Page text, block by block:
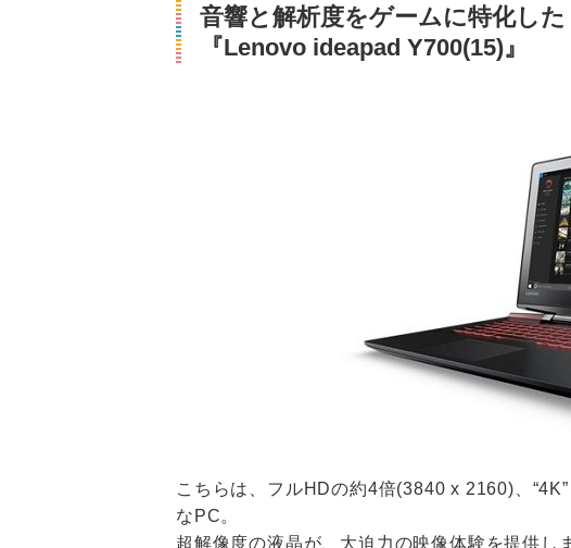
音響と解析度をゲームに特化した
『Lenovo ideapad Y700(15)』
こちらは、フルHDの約4倍(3840 x 2160)、
なPC。
超解像度の液晶が、大迫力の映像体験を提供し